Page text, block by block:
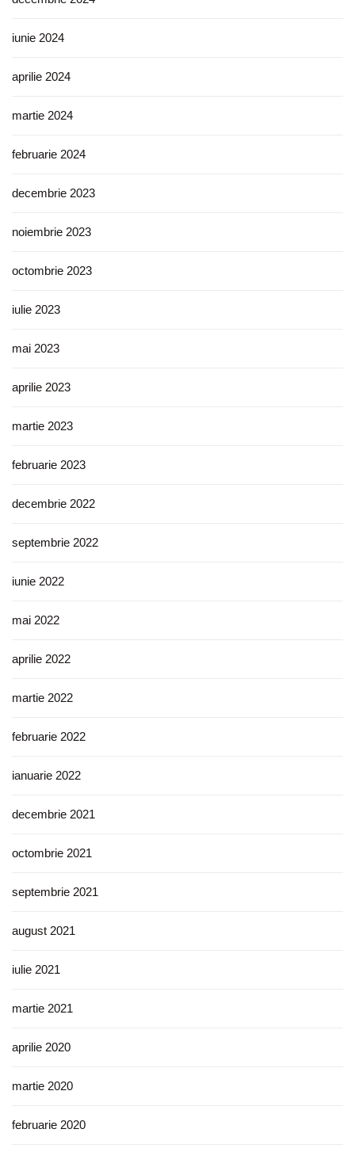
iunie 2024
aprilie 2024
martie 2024
februarie 2024
decembrie 2023
noiembrie 2023
octombrie 2023
iulie 2023
mai 2023
aprilie 2023
martie 2023
februarie 2023
decembrie 2022
septembrie 2022
iunie 2022
mai 2022
aprilie 2022
martie 2022
februarie 2022
ianuarie 2022
decembrie 2021
octombrie 2021
septembrie 2021
august 2021
iulie 2021
martie 2021
aprilie 2020
martie 2020
februarie 2020